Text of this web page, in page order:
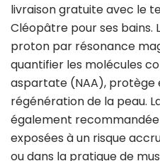
livraison gratuite avec le
Cléopâtre pour ses bains.
proton par résonance
quantifier les molécules
aspartate (NAA), protège
régénération de la peau.
également
exposées à un risque
ou dans la pratique de